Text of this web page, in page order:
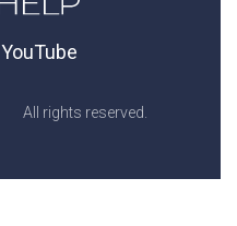
YouTube
All rights reserved.